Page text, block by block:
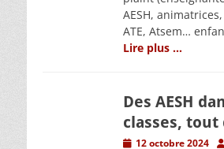
AESH,
ATE, Atsem…
Lire plus …
Des AESH
classes, tout
Posted12 octobre 2024